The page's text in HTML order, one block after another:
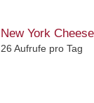
New York
26 Aufrufe pro Tag